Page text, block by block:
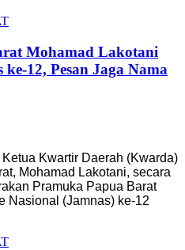
Mohamad Lakotani
12, Pesan Jaga Nama
Kwartir Daerah (Kwarda)
Mohamad Lakotani, secara
Pramuka Papua Barat
Nasional (Jamnas) ke-12